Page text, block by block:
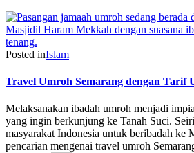
Posted inIslam
Travel Umroh Semarang dengan Tarif
Melaksanakan ibadah umroh menjadi
yang ingin berkunjung ke Tanah Suci.
masyarakat Indonesia untuk beribadah ke
pencarian mengenai travel umroh